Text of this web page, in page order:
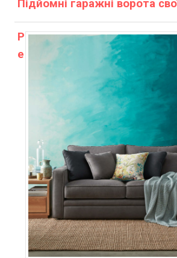
Підйомні гаражні ворота
Р
е